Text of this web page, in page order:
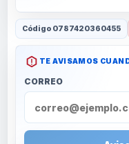
Código 0787420360455
TE AVISAMOS
CORREO